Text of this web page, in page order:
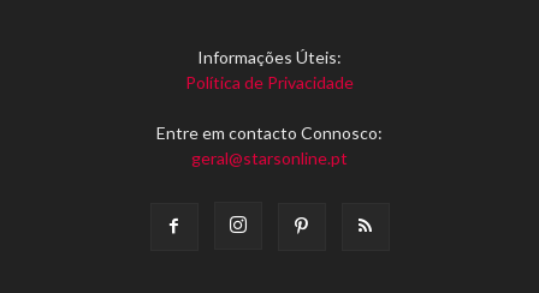
Informações Úteis:
Política de Privacidade
Entre em contacto Connosco:
geral@starsonline.pt